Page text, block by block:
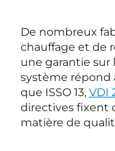
De nombreux
chauffage et de
une garantie sur
système répond
que ISSO 13, VDI
directives fixent
matière de